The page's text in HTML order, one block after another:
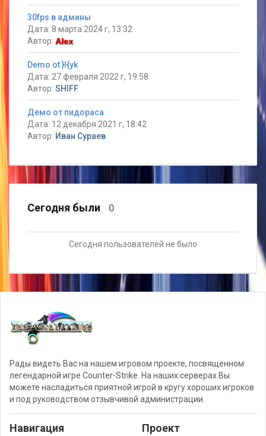
30fps в админы
Дата: 8 марта 2024 г, 13:32
Автор: Alex
Demo ot }I{yk
Дата: 27 февраля 2022 г, 19:58
Автор: SHIFF
Демо от пидораса
Дата: 12 декабря 2021 г, 18:42
Автор: Иван Сураев
Сегодня были 0
Сегодня пользователей не было
Рады видеть Вас на нашем игровом проекте, посвященном
легендарной игре Counter-Strike. На наших серверах Вы
можете насладиться приятной игрой в кругу хороших игроков
и под руководством отзывчивой администрации.
Навигация Проект